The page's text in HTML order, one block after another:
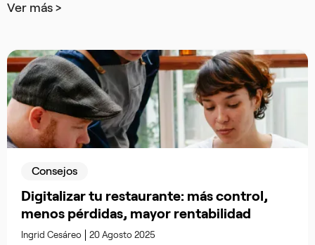
Ver más >
Consejos
Digitalizar tu restaurante: más control,
menos pérdidas, mayor rentabilidad
Ingrid Cesáreo 20 Agosto 2025